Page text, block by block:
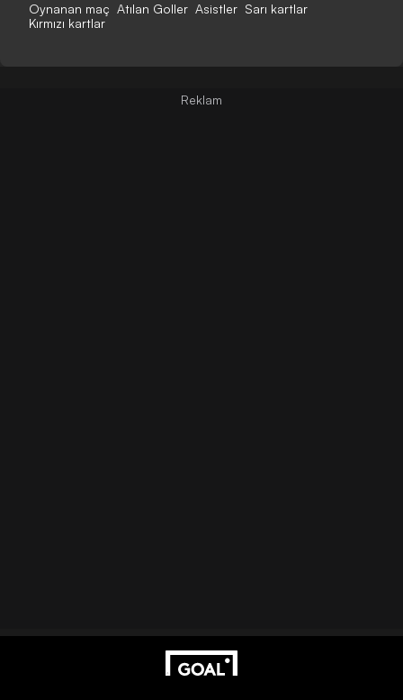
Oynanan maç Atılan Goller Asistler Sarı kartlar
Kırmızı kartlar